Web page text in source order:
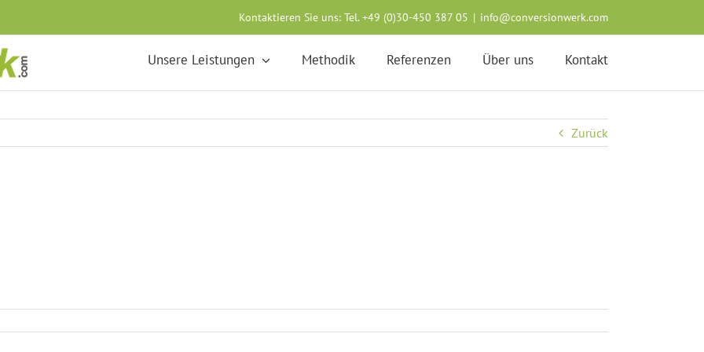
Kontaktieren Sie uns: Tel. +49 (0)30-450 387 05 | info@conversionwerk.com
Unsere Leistungen Methodik Referenzen Über uns Kontakt
Zurück